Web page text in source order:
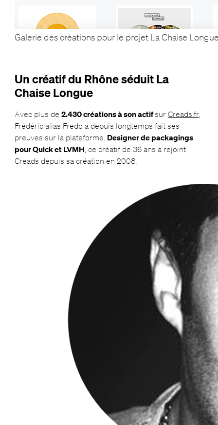
Galerie des créations pour le projet La Chaise
Un créatif du Rhône séduit La
Chaise Longue
Avec plus de 2.430 créations à son actifsur Creads.fr,
Frédéric alias Fredo a depuis longtemps fait ses
preuves sur la plateforme. Designer de packagings
pour Quick et LVMH , ce créatif de 36 ans a rejoint
Creads depuis sa création en 2008.